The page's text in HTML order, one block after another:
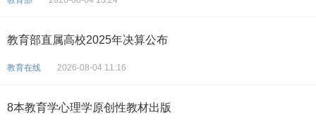
教育部直属高校2025年决算公布
教育在线 2026-08-04 11:16
8本教育学心理学原创性教材出版